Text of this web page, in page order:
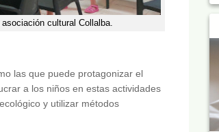
cultural Collalba.
las que puede protagonizar el
a los niños en estas actividades
y utilizar métodos